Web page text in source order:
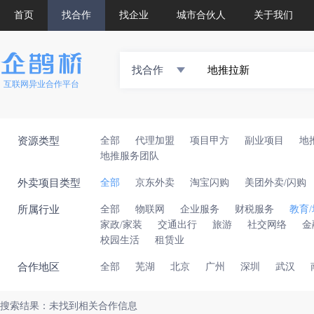
首页 找合作 找企业 城市合伙人 关于我们
互联网异业合作平台
找合作
资源类型 全部 代理加盟 项目甲方 副业项目
地
地推服务团队
外卖项目类型 全部 京东外卖 淘宝闪购 美团外卖/闪购
所属行业 全部 物联网 企业服务 财税服务
教育/
家政/家装
交通出行 旅游 社交网络
金
校园生活
租赁业
合作地区 全部 芜湖 北京 广州 深圳 武汉
搜索结果：未找到相关合作信息